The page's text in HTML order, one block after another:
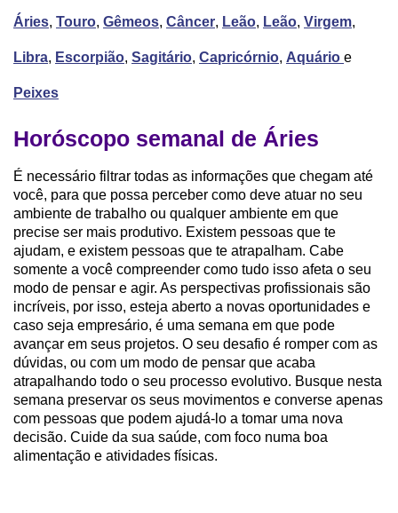
Áries, Touro, Gêmeos, Câncer, Leão, Leão, Virgem,
Libra, Escorpião, Sagitário, Capricórnio, Aquário e
Peixes
Horóscopo semanal de Áries
É necessário filtrar todas as informações que chegam até
você, para que possa perceber como deve atuar no seu
ambiente de trabalho ou qualquer ambiente em que
precise ser mais produtivo. Existem pessoas que te
ajudam, e existem pessoas que te atrapalham. Cabe
somente a você compreender como tudo isso afeta o seu
modo de pensar e agir. As perspectivas profissionais são
incríveis, por isso, esteja aberto a novas oportunidades e
caso seja empresário, é uma semana em que pode
avançar em seus projetos. O seu desafio é romper com as
dúvidas, ou com um modo de pensar que acaba
atrapalhando todo o seu processo evolutivo. Busque nesta
semana preservar os seus movimentos e converse apenas
com pessoas que podem ajudá-lo a tomar uma nova
decisão. Cuide da sua saúde, com foco numa boa
alimentação e atividades físicas.